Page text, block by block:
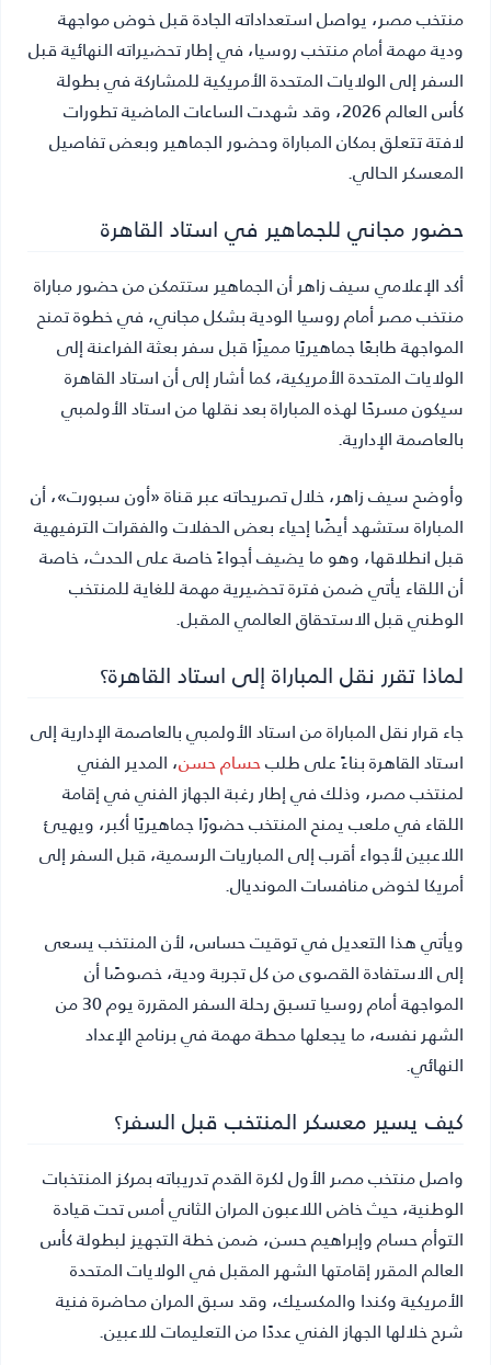
منتخب مصر، يواصل استعداداته الجادة قبل خوض مواجهة
ودية مهمة أمام منتخب روسيا، في إطار تحضيراته النهائية قبل
السفر إلى الولايات المتحدة الأمريكية للمشاركة في بطولة
كأس العالم 2026، وقد شهدت الساعات الماضية تطورات
لافتة تتعلق بمكان المباراة وحضور الجماهير وبعض تفاصيل
المعسكر الحالي.
حضور مجاني للجماهير في استاد القاهرة
أكد الإعلامي سيف زاهر أن الجماهير ستتمكن من حضور مباراة
منتخب مصر أمام روسيا الودية بشكل مجاني، في خطوة تمنح
المواجهة طابعًا جماهيريًا مميزًا قبل سفر بعثة الفراعنة إلى
الولايات المتحدة الأمريكية، كما أشار إلى أن استاد القاهرة
سيكون مسرحًا لهذه المباراة بعد نقلها من استاد الأولمبي
بالعاصمة الإدارية.
وأوضح سيف زاهر، خلال تصريحاته عبر قناة «أون سبورت»، أن
المباراة ستشهد أيضًا إحياء بعض الحفلات والفقرات الترفيهية
قبل انطلاقها، وهو ما يضيف أجواءً خاصة على الحدث، خاصة
أن اللقاء يأتي ضمن فترة تحضيرية مهمة للغاية للمنتخب
الوطني قبل الاستحقاق العالمي المقبل.
لماذا تقرر نقل المباراة إلى استاد القاهرة؟
جاء قرار نقل المباراة من استاد الأولمبي بالعاصمة الإدارية إلى
استاد القاهرة بناءً على طلبحسام حسن، المدير الفني
لمنتخب مصر، وذلك في إطار رغبة الجهاز الفني في إقامة
اللقاء في ملعب يمنح المنتخب حضورًا جماهيريًا أكبر، ويهيئ
اللاعبين لأجواء أقرب إلى المباريات الرسمية، قبل السفر إلى
أمريكا لخوض منافسات المونديال.
ويأتي هذا التعديل في توقيت حساس، لأن المنتخب يسعى
إلى الاستفادة القصوى من كل تجربة ودية، خصوصًا أن
المواجهة أمام روسيا تسبق رحلة السفر المقررة يوم 30 من
الشهر نفسه، ما يجعلها محطة مهمة في برنامج الإعداد
النهائي.
كيف يسير معسكر المنتخب قبل السفر؟
واصل منتخب مصر الأول لكرة القدم تدريباته بمركز المنتخبات
الوطنية، حيث خاض اللاعبون المران الثاني أمس تحت قيادة
التوأم حسام وإبراهيم حسن، ضمن خطة التجهيز لبطولة كأس
العالم المقرر إقامتها الشهر المقبل في الولايات المتحدة
الأمريكية وكندا والمكسيك، وقد سبق المران محاضرة فنية
شرح خلالها الجهاز الفني عددًا من التعليمات للاعبين.